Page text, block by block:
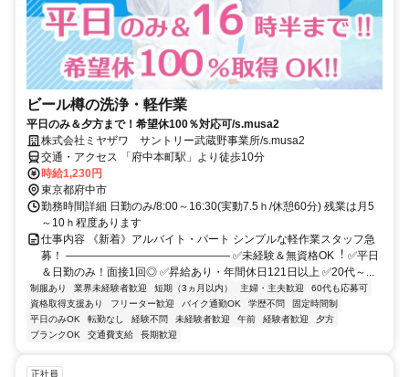
ビール樽の洗浄・軽作業
平日のみ＆夕方まで！希望休100％対応可/s.musa2
株式会社ミヤザワ サントリー武蔵野事業所/s.musa2
交通・アクセス 「府中本町駅」より徒歩10分
時給1,230円
東京都府中市
勤務時間詳細 日勤のみ/8:00～16:30(実動7.5ｈ/休憩60分) 残業は月5
～10ｈ程度あります
仕事内容 《新着》アルバイト・パート シンプルな軽作業スタッフ急
募！ ――――――――――――――― ✅未経験＆無資格OK︕ ✅平日
＆日勤のみ！面接1回◎ ✅昇給あり・年間休日121日以上 ✅20代～...
制服あり 業界未経験者歓迎 短期（3ヵ月以内） 主婦・主夫歓迎
60代も応募可
資格取得支援あり
フリーター歓迎 バイク通勤OK 学歴不問
固定時間制
平日のみOK
転勤なし 経験不問 未経験者歓迎 午前 経験者歓迎
夕方
ブランクOK
交通費支給 長期歓迎
正社員